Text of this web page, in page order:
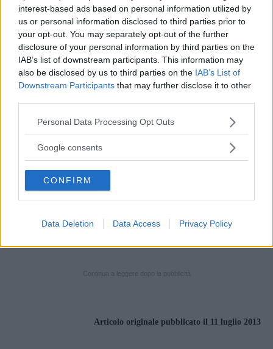
interest-based ads based on personal information utilized by
us or personal information disclosed to third parties prior to
your opt-out. You may separately opt-out of the further
disclosure of your personal information by third parties on the
IAB’s list of downstream participants. This information may
also be disclosed by us to third parties on the IAB’s List of
Downstream Participants that may further disclose it to other
Please note that this website/app uses one or more Google
not limited to your visit or usage behaviour. You may click to
use your data for below specified purposes in below Google
consent section.
Personal Data Processing Opt Outs
Google consents
CONFIRM
Data Deletion Data Access Privacy Policy
Per liberarsi da questa “malattia” la showgirl si
è rivolta ad un aiuto esterno,parlando anche
dei suoi disturbi alimentari:“Ho dimenticato
cosa fosse l’appetito: avevo sempre lo stomaco
chiuso e sono dimagrita tanto da ritrovarmi
positivo di tutta la vicenda: quell’uomo mi
faceva l’effetto del verme solitario. Detto
questo, non sono mai stata masochista e, una
volta compreso di aver perso lucidità, ho deciso
di chiedere l’aiuto di uno psichiatra. È stata la
mia salvezza. Diversamente, non credo sarei
Articolo originale pubblicato il 11 luglio 2013